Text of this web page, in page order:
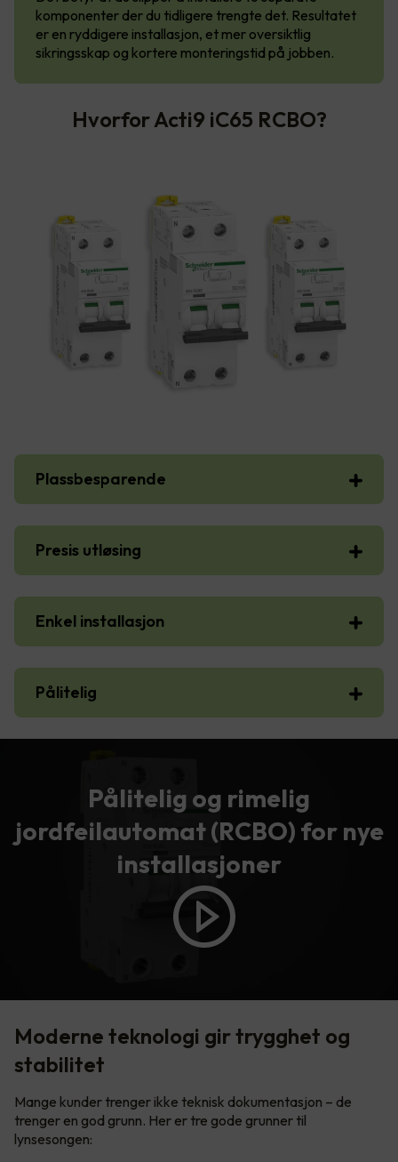
komponenter der du tidligere trengte det. Resultatet
er en ryddigere installasjon, et mer oversiktlig
sikringsskap og kortere monteringstid på jobben.
Hvorfor Acti9 iC65 RCBO?
Plassbesparende
Presis utløsing
Enkel installasjon
Pålitelig
Pålitelig og rimelig
jordfeilautomat (RCBO) for nye
installasjoner
Moderne teknologi gir trygghet og
stabilitet
Mange kunder trenger ikke teknisk dokumentasjon – de
trenger en god grunn. Her er tre gode grunner til
lynsesongen: